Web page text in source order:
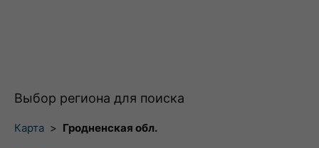
Выбор региона для поиска
Карта > Гродненская обл.